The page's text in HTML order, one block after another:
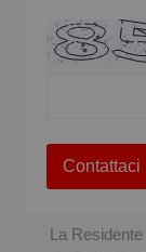
Contattaci
La Residente